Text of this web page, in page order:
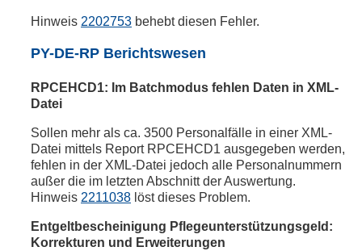
Hinweis 2202753 behebt diesen Fehler.
PY-DE-RP Berichtswesen
RPCEHCD1: Im Batchmodus fehlen Daten in XML-
Datei
Sollen mehr als ca. 3500 Personalfälle in einer XML-
Datei mittels Report RPCEHCD1 ausgegeben werden,
fehlen in der XML-Datei jedoch alle Personalnummern
außer die im letzten Abschnitt der Auswertung.
Hinweis 2211038 löst dieses Problem.
Entgeltbescheinigung Pflegeunterstützungsgeld:
Korrekturen und Erweiterungen